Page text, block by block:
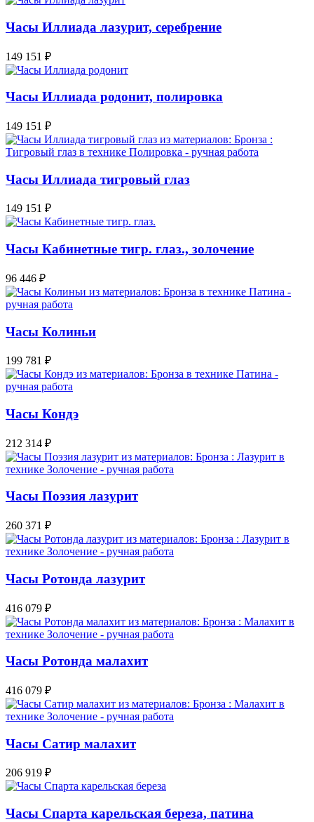
Часы Иллиада лазурит, серебрение
149 151 ₽
Часы Иллиада родонит, полировка
149 151 ₽
Часы Иллиада тигровый глаз
149 151 ₽
Часы Кабинетные тигр. глаз., золочение
96 446 ₽
Часы Колиньи
199 781 ₽
Часы Кондэ
212 314 ₽
Часы Поэзия лазурит
260 371 ₽
Часы Ротонда лазурит
416 079 ₽
Часы Ротонда малахит
416 079 ₽
Часы Сатир малахит
206 919 ₽
Часы Спарта карельская береза, патина